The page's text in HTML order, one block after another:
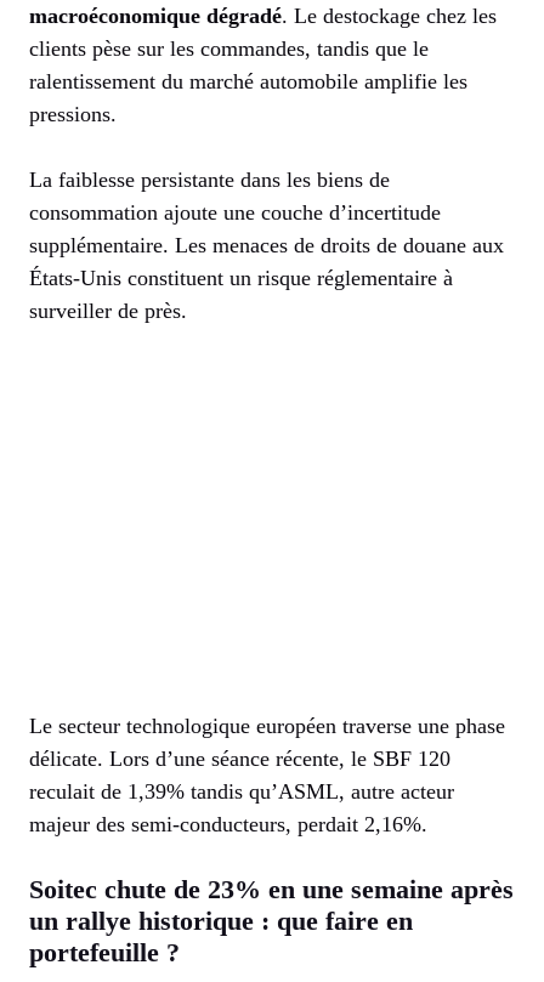
macroéconomique dégradé. Le destockage chez les
clients pèse sur les commandes, tandis que le
ralentissement du marché automobile amplifie les
pressions.
La faiblesse persistante dans les biens de
consommation ajoute une couche d’incertitude
supplémentaire. Les menaces de droits de douane aux
États-Unis constituent un risque réglementaire à
surveiller de près.
Le secteur technologique européen traverse une phase
délicate. Lors d’une séance récente, le SBF 120
reculait de 1,39% tandis qu’ASML, autre acteur
majeur des semi-conducteurs, perdait 2,16%.
Soitec chute de 23% en une semaine après
un rallye historique : que faire en
portefeuille ?